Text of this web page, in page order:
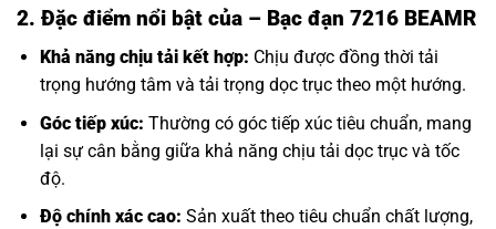
2. Đặc điểm nổi bật của – Bạc đạn 7216 BEAMR
Khả năng chịu tải kết hợp: Chịu được đồng thời tải
trọng hướng tâm và tải trọng dọc trục theo một hướng.
Góc tiếp xúc: Thường có góc tiếp xúc tiêu chuẩn, mang
lại sự cân bằng giữa khả năng chịu tải dọc trục và tốc
độ.
Độ chính xác cao: Sản xuất theo tiêu chuẩn chất lượng,